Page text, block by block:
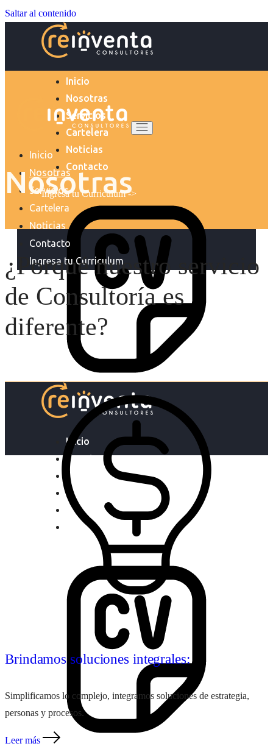
Saltar al contenido
Inicio
Nosotras
Servicios
Cartelera
Noticias
Contacto
Ingresa tu Curriculum ->
Inicio
Nosotras
Servicios
Cartelera
Noticias
Contacto
Ingresa tu Curriculum ->
Inicio
Nosotras
Servicios
Cartelera
Noticias
Contacto
Ingresa tu Curriculum
Nosotras
¿Porqué nuestro servicio
de Consultoría es
diferente?
Brindamos soluciones integrales:
Simplificamos lo complejo, integramos soluciones de estrategia,
personas y procesos.
Leer más